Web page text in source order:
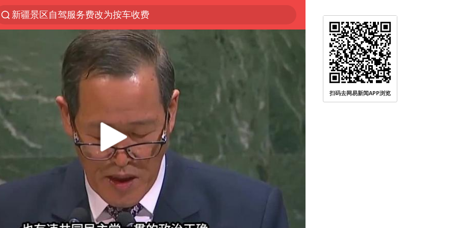
新疆景区自驾服务费改为按车收费
多家A股公司收到美国关税退款
视频丨中国东方电气集团原党组副书记、董事宋致远被查
香港宏福苑火灾或由烟头引起
白海豚将正面袭击贯穿浙江
西贝创始人贾国龙押注鲜羊赛道
浙江台州《告全体市民书》
酒店回应车内过夜被收150元
直击东北超：哈尔滨vs通辽
“不怕六爷挂得多 就怕六爷挂一颗”
几元成本的AI广告导致千万市值蒸发
扫码去网易新闻APP浏览